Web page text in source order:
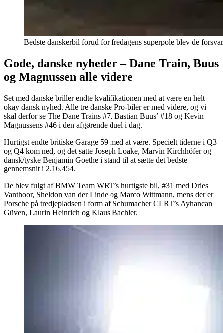
Bedste danskerbil forud for fredagens superpole blev de
Gode, danske nyheder – Dane Train, Buus
og Magnussen alle videre
Set med danske briller endte kvalifikationen med at være en helt
okay dansk nyhed. Alle tre danske Pro-biler er med videre, og vi
skal derfor se The Dane Trains #7, Bastian Buus’ #18 og Kevin
Magnussens #46 i den afgørende duel i dag.
Hurtigst endte britiske Garage 59 med at være. Specielt tiderne i Q3
og Q4 kom ned, og det satte Joseph Loake, Marvin Kirchhöfer og
dansk/tyske Benjamin Goethe i stand til at sætte det bedste
gennemsnit i 2.16.454.
De blev fulgt af BMW Team WRT’s hurtigste bil, #31 med Dries
Vanthoor, Sheldon van der Linde og Marco Wittmann, mens der er
Porsche på tredjepladsen i form af Schumacher CLRT’s Ayhancan
Güven, Laurin Heinrich og Klaus Bachler.